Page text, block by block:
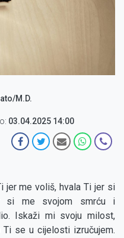
M.D.
03.04.2025 14:00
jer me voliš, hvala Ti jer si
si me svojom smrću i
Iskaži mi svoju milost,
se u cijelosti izručujem.